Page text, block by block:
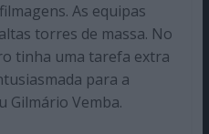
As equipas
torres de massa. No
tinha uma tarefa extra
para a
Gilmário Vemba.